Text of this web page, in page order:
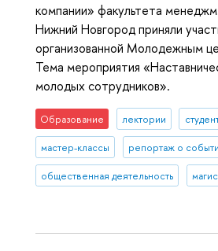
компании» факультета
Нижний Новгород приняли
организованной Молодежным
Тема мероприятия
молодых сотрудников».
Образование лектории
мастер-классы репортаж о
общественная деятельность